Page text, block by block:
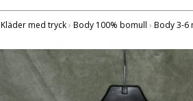
Kläder med tryck› Body 100% bomull › Body 3-6